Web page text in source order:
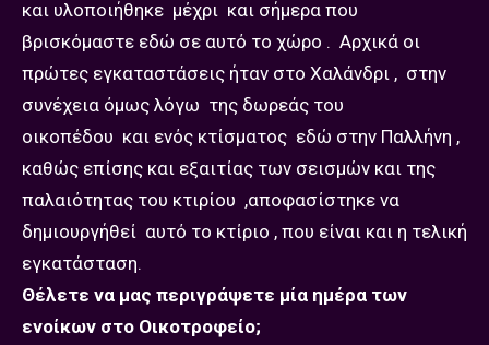
και υλοποιήθηκε μέχρι και σήμερα που
βρισκόμαστε εδώ σε αυτό το χώρο . Αρχικά οι
πρώτες εγκαταστάσεις ήταν στο Χαλάνδρι , στην
συνέχεια όμως λόγω της δωρεάς του
οικοπέδου και ενός κτίσματος εδώ στην Παλλήνη ,
καθώς επίσης και εξαιτίας των σεισμών και της
παλαιότητας του κτιρίου ,αποφασίστηκε να
δημιουργήθεί αυτό το κτίριο , που είναι και η τελική
εγκατάσταση.
Θέλετε να μας περιγράψετε μία ημέρα των
ενοίκων στο Οικοτροφείο;